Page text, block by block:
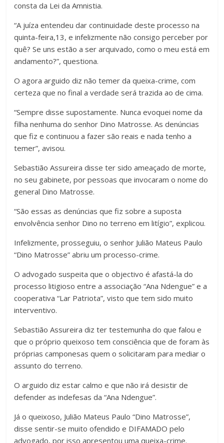
consta da Lei da Amnistia.
“A juíza entendeu dar continuidade deste processo na
quinta-feira,13, e infelizmente não consigo perceber por
quê? Se uns estão a ser arquivado, como o meu está em
andamento?”, questiona.
O agora arguido diz não temer da queixa-crime, com
certeza que no final a verdade será trazida ao de cima.
“Sempre disse supostamente. Nunca evoquei nome da
filha nenhuma do senhor Dino Matrosse. As denúncias
que fiz e continuou a fazer são reais e nada tenho a
temer”, avisou.
Sebastião Assureira disse ter sido ameaçado de morte,
no seu gabinete, por pessoas que invocaram o nome do
general Dino Matrosse.
“São essas as denúncias que fiz sobre a suposta
envolvência senhor Dino no terreno em litígio”, explicou.
Infelizmente, prosseguiu, o senhor Julião Mateus Paulo
“Dino Matrosse” abriu um processo-crime.
O advogado suspeita que o objectivo é afastá-la do
processo litigioso entre a associação “Ana Ndengue” e a
cooperativa “Lar Patriota”, visto que tem sido muito
interventivo.
Sebastião Assureira diz ter testemunha do que falou e
que o próprio queixoso tem consciência que de foram às
próprias camponesas quem o solicitaram para mediar o
assunto do terreno.
O arguido diz estar calmo e que não irá desistir de
defender as indefesas da “Ana Ndengue”.
Já o queixoso, Julião Mateus Paulo “Dino Matrosse”,
disse sentir-se muito ofendido e DIFAMADO pelo
advogado, por isso apresentou uma queixa-crime.